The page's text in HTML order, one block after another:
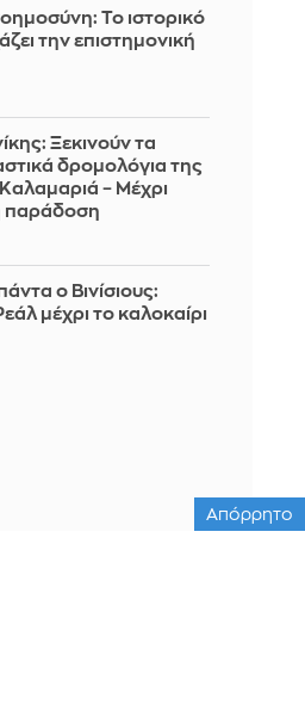
Το ιστορικό
την επιστημονική
Ξεκινούν τα
δρομολόγια της
– Μέχρι
παράδοση
ο Βινίσιους:
μέχρι το καλοκαίρι
Απόρρητο